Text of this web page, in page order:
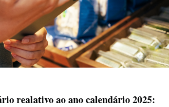
realativo ao ano calendário 2025: